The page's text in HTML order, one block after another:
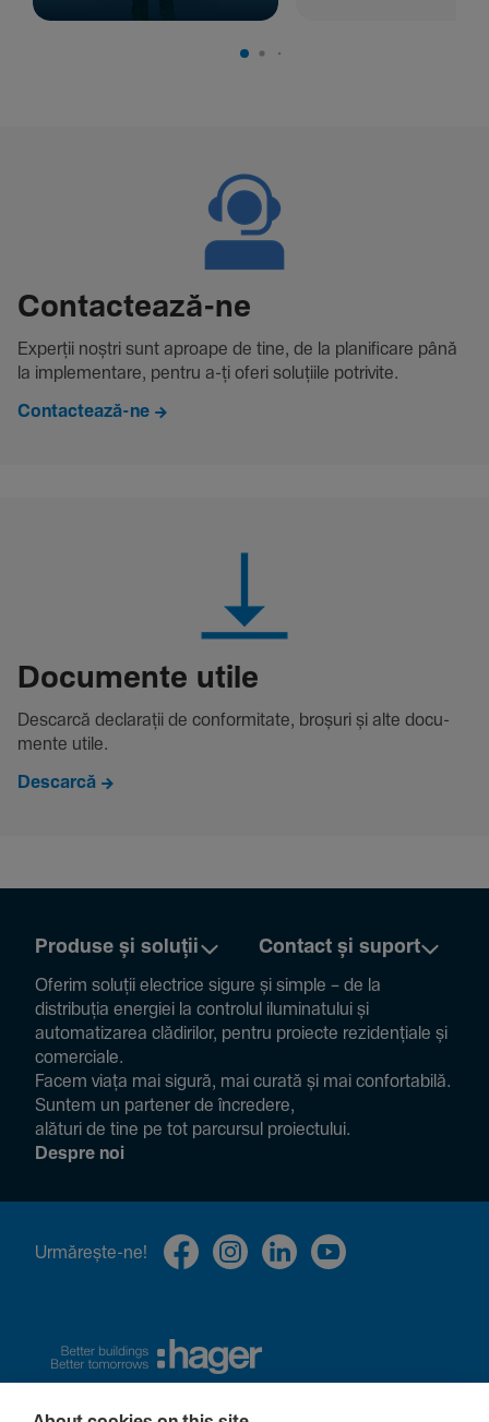
Contac­tează-ne
Experții noștri sunt aproape de tine, de la plani­fi­care până
la imple­men­tare, pentru a-ți oferi solu­țiile potri­vite.
Contactează-ne
Docu­mente utile
Descarcă decla­rații de conformitate, broșuri și alte docu­
mente utile.
Descarcă
Produse și soluții Contact și suport
Oferim soluții electrice sigure și simple – de la
distribuția energiei la controlul ilumi­na­tului și
auto­ma­ti­zarea clădi­rilor, pentru proiecte rezi­den­țiale și
comer­ciale.
Facem viața mai sigură, mai curată și mai confor­ta­bilă.
Suntem un partener de încre­dere,
alături de tine pe tot parcursul proiec­tului.
Despre noi
Urmă­rește-ne!